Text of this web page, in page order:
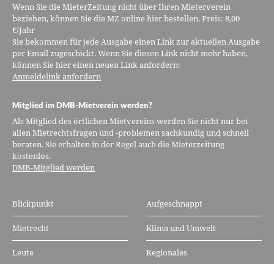
Wenn Sie die MieterZeitung nicht über Ihren Mieterverein
beziehen, können Sie die MZ online hier bestellen. Preis: 8,00
€/Jahr
Sie bekommen für jede Ausgabe einen Link zur aktuellen Ausgabe
per Email zugeschickt. Wenn Sie diesen Link nicht mehr haben,
können Sie hier einen neuen Link anfordern:
Anmeldelink anfordern
Mitglied im DMB-Mietverein werden?
Als Mitglied des örtlichen Mietvereins werden Sie nicht nur bei
allen Mietrechtsfragen und -problemen sachkundig und schnell
beraten. Sie erhalten in der Regel auch die Mieterzeitung
kostenlos.
DMB-Mitglied werden
Blickpunkt
Mietrecht
Leute
Aufgeschnappt
Klima und Umwelt
Regionales